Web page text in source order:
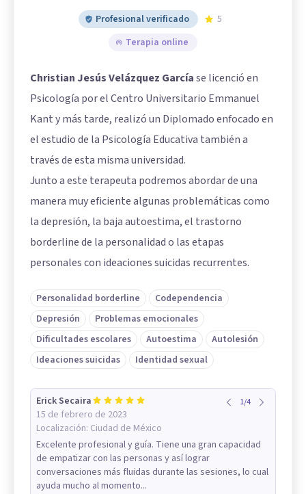
Profesional verificado
5
Terapia online
Christian Jesús Velázquez Garcíase licenció en
Psicología por el Centro Universitario Emmanuel
Kant y más tarde, realizó un Diplomado enfocado en
el estudio de la Psicología Educativa también a
través de esta misma universidad.
Junto a este terapeuta podremos abordar de una
manera muy eficiente algunas problemáticas como
la depresión, la baja autoestima, el trastorno
borderline de la personalidad o las etapas
personales con ideaciones suicidas recurrentes.
Personalidad borderline
Codependencia
Depresión
Problemas emocionales
Dificultades escolares
Autoestima
Autolesión
Ideaciones suicidas
Identidad sexual
Erick Secaira
15 de febrero de 2023
Localización: Ciudad de México
1/4
Excelente profesional y guía. Tiene una gran capacidad
de empatizar con las personas y así lograr
conversaciones más fluidas durante las sesiones, lo cual
ayuda mucho al momento...